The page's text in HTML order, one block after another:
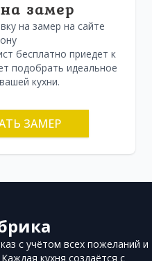
замер
на замер на сайте
бесплатно приедет к
подобрать идеальное
кухни.
ЗАМЕР
с учётом всех пожеланий и
кухня создаётся с